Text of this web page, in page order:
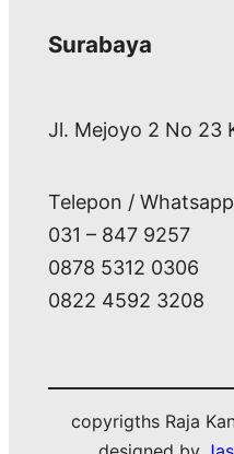
Surabaya
Jl. Mejoyo 2 No 23
Telepon /
031 – 847 9257
0878 5312 0306
0822 4592 3208
copyrigths Raja